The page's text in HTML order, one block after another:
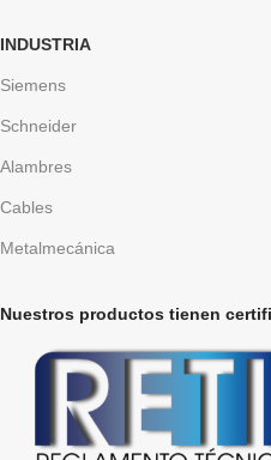
INDUSTRIA
Siemens
Schneider
Alambres
Cables
Metalmecánica
Nuestros productos tienen